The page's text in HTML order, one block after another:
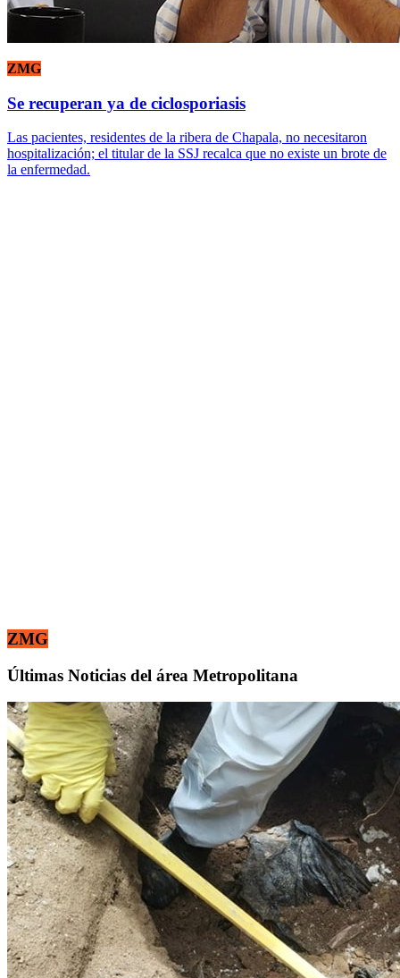
ZMG
Se recuperan ya de ciclosporiasis
Las pacientes, residentes de la ribera de Chapala, no necesitaron
hospitalización; el titular de la SSJ recalca que no existe un brote de
la enfermedad.
ZMG
Últimas Noticias del área Metropolitana